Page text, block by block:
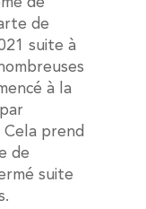
de
suite à
à la
prend
de
suite